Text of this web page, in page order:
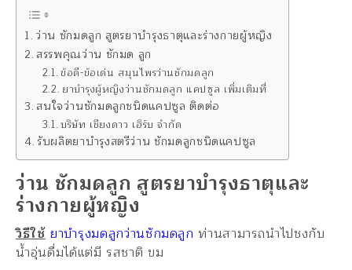
ว่าน ชักมดลูก สูตรยาบำรุงธาตุและร่างกายผู้หญิง
สรรพคุณว่าน ชักมด ลูก
ข้อดี-ข้อเด่น สมุนไพรว่านชักมดลูก
ยาบำรุงผู้หญิงว่านชักมดลูก แคปซูล เพิ่มเติมที่
สนใจว่านชักมดลูกชนิดแคปซูล ติดต่อ
บริษัท เชียงดาว เฮิร์บ จำกัด
รับผลิตยาบำรุงสตรีว่าน ชักมดลูกชนิดแคปซูล
ว่าน ชักมดลูก สูตรยาบำรุงธาตุและ
ร่างกายผู้หญิง
วิธีใช้ ยาบำรุงมดลูกว่านชักมดลูก ท่านสามารถนำไปชงกับ
น้ำอุ่นดื่มได้แต่มี รสชาติ ขม